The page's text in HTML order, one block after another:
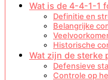
Wat is de 4-4-1-1
Definitie en
Belangrijke
Historische
Wat zijn de sterke
Defensieve
Controle op